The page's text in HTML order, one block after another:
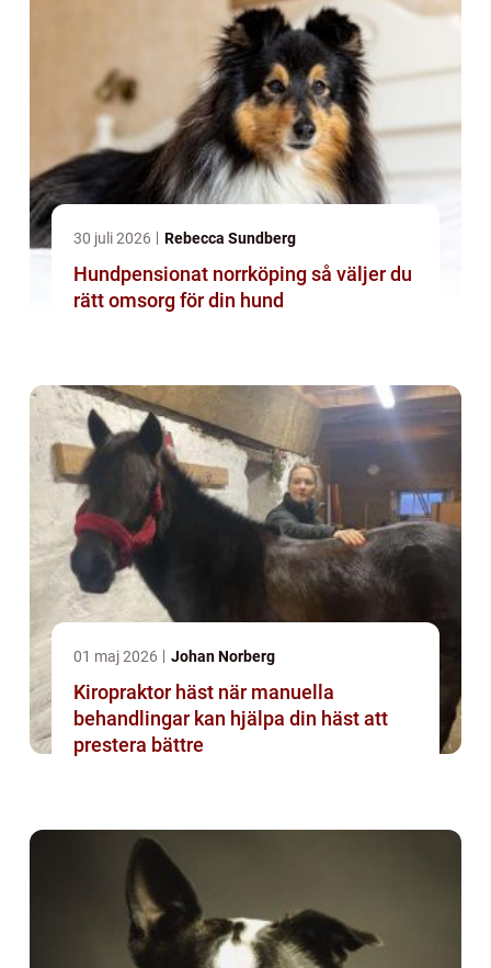
30 juli 2026 Rebecca Sundberg
Hundpensionat norrköping så väljer du
rätt omsorg för din hund
01 maj 2026 Johan Norberg
Kiropraktor häst när manuella
behandlingar kan hjälpa din häst att
prestera bättre